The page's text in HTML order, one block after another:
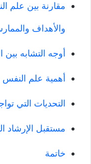
مقارنة بين علم
والأهداف
أوجه التشابه
أهمية علم النفس
التحديات التي
مستقبل الإرشاد
خاتمة